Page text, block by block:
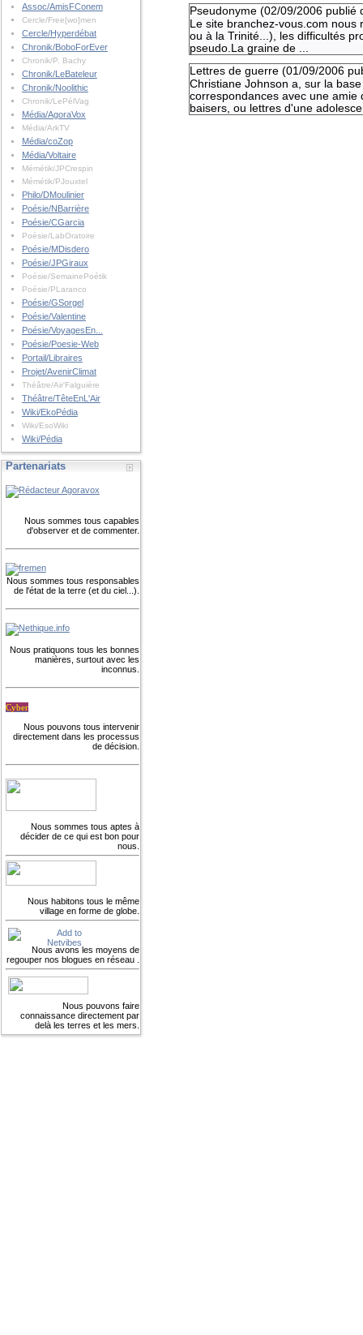
Assoc/AmisFConem
Cercle/Free[wo]men
Cercle/Hyperdébat
Chronik/BoboForEver
Chronik/P. Bachy
Chronik/LeBateleur
Chronik/Noolithic
Chronik/LePélVag
Média/AgoraVox
Média/ArkTV
Média/coZop
Média/Voltaire
Mémétik/JPCrespin
Mémétik/PJouxtel
Philo/DMoulinier
Poésie/NBarrière
Poésie/CGarcia
Poésie/LabOratoire
Poésie/MDisdero
Poésie/JPGiraux
Poésie/SemainePoétik
Poésie/PLaranco
Poésie/GSorgel
Poésie/Valentine
Poésie/VoyagesEn...
Poésie/Poesie-Web
Portail/Libraires
Projet/AvenirClimat
Théâtre/Air'Falguière
Théâtre/TêteEnL'Air
Wiki/EkoPédia
Wiki/EsoWiki
Wiki/Pédia
Partenariats
Nous sommes tous capables
d'observer et de commenter.
Nous sommes tous responsables
de l'état de la terre (et du ciel...).
Nous pratiquons tous les bonnes
manières, surtout avec les
inconnus.
Cyber
Nous pouvons tous intervenir
directement dans les processus
de décision.
Nous sommes tous aptes à
décider de ce qui est bon pour
nous.
Nous habitons tous le même
village en forme de globe.
Nous avons les moyens de
regouper nos blogues en réseau .
Nous pouvons faire
connaissance directement par
delà les terres et les mers.
Pseudonyme (02/09/2006 publié
Le site branchez-vous.com
ou à la Trinité...), les difficultés
pseudo.La graine de ...
Lettres de guerre (01/09/2006
Christiane Johnson a, sur la
correspondances avec une amie
baisers, ou lettres d'une